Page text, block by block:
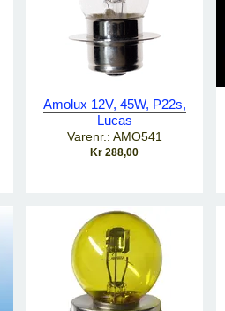
Amolux 12V, 45W, P22s,
Lucas
Varenr.: AMO541
Kr 288,00